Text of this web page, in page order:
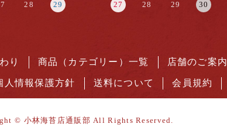
28 29 27 28 29 30
り 商品（カテゴリー）一覧 店舗のご案内
人情報保護方針 送料について 会員規約
© 小林海苔店通販部 All Rights Reserved.